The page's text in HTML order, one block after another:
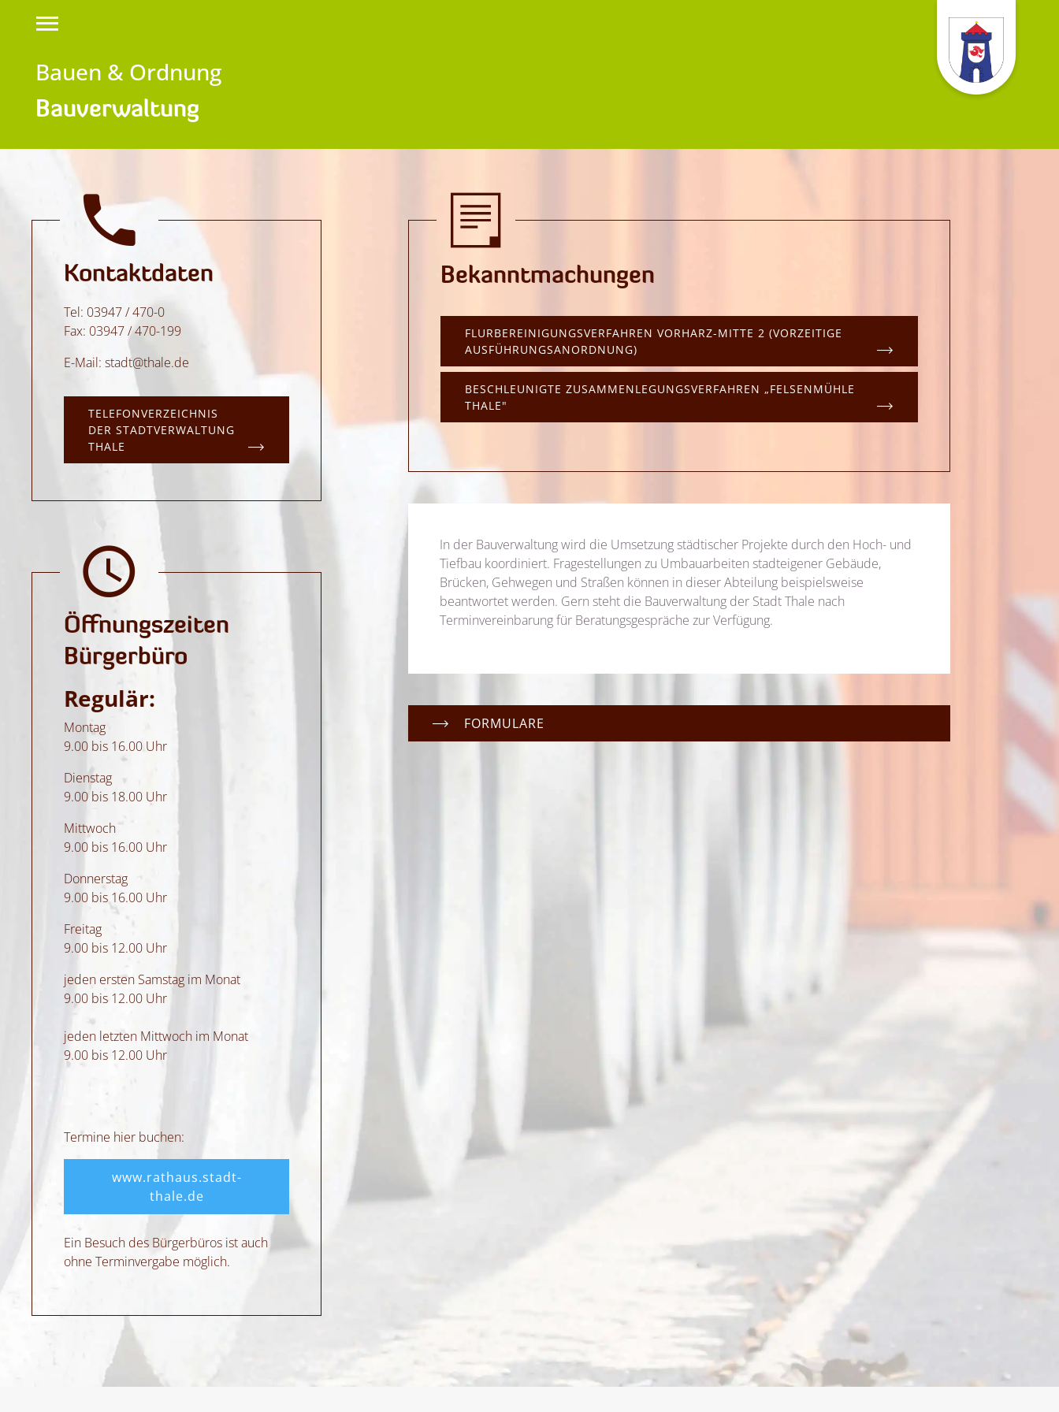
Bauen & Ordnung
Bauverwaltung
Kontaktdaten
Tel: 03947 / 470-0
Fax: 03947 / 470-199
E-Mail: stadt@thale.de
TELEFONVERZEICHNIS
DER STADTVERWALTUNG
THALE
Öffnungs­zeiten
Bürgerbüro
Regulär:
Montag
9.00 bis 16.00 Uhr
Dienstag
9.00 bis 18.00 Uhr
Mittwoch
9.00 bis 16.00 Uhr
Donnerstag
9.00 bis 16.00 Uhr
Freitag
9.00 bis 12.00 Uhr
jeden ersten Samstag im Monat
9.00 bis 12.00 Uhr
jeden letzten Mittwoch im Monat
9.00 bis 12.00 Uhr
Termine hier buchen:
www.rathaus.stadt-
thale.de
Ein Besuch des Bürgerbüros ist auch
ohne Terminvergabe möglich.
Bekanntmachungen
FLURBEREINIGUNGSVERFAHREN VORHARZ-MITTE 2 (VORZEITIGE
AUSFÜHRUNGSANORDNUNG)
BESCHLEUNIGTE ZUSAMMENLEGUNGSVERFAHREN „FELSENMÜHLE
THALE"
In der Bauverwaltung wird die Umsetzung städtischer Projekte durch den Hoch- und
Tiefbau koordiniert. Fragestellungen zu Umbauarbeiten stadteigener Gebäude,
Brücken, Gehwegen und Straßen können in dieser Abteilung beispielsweise
beantwortet werden. Gern steht die Bauverwaltung der Stadt Thale nach
Terminvereinbarung für Beratungsgespräche zur Verfügung.
FORMULARE